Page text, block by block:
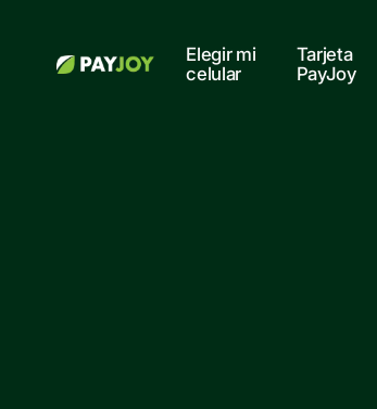
Elegir mi
celular
Tarjeta
PayJoy